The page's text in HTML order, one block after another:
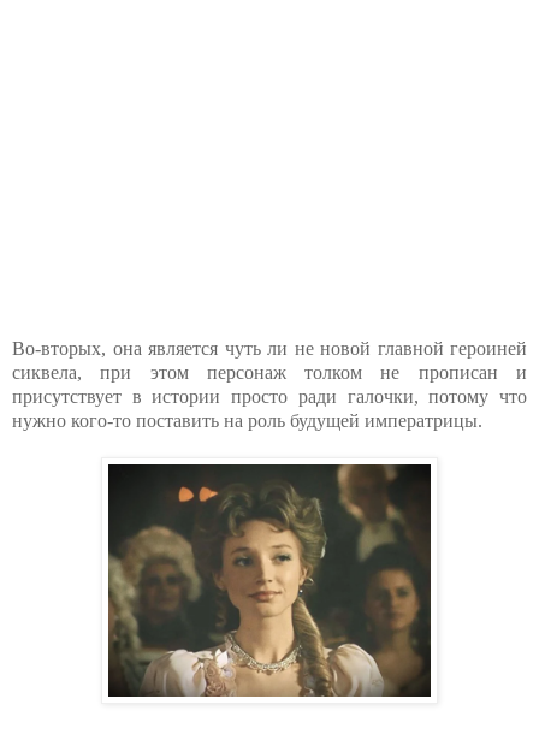
Во-вторых, она является чуть ли не новой главной героиней
сиквела, при этом персонаж толком не прописан и
присутствует в истории просто ради галочки, потому что
нужно кого-то поставить на роль будущей императрицы.